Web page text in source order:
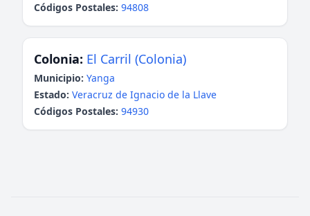
Códigos Postales: 94808
Colonia: El Carril (Colonia)
Municipio: Yanga
Estado: Veracruz de Ignacio de la Llave
Códigos Postales: 94930